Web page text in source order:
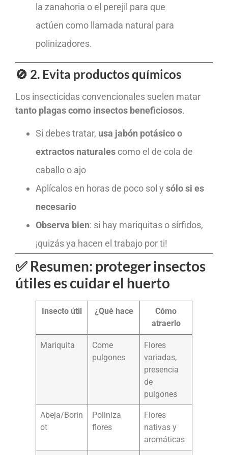
la zanahoria o el perejil para que
actúen como llamada natural para
polinizadores.
🚫 2. Evita productos químicos
Los insecticidas convencionales suelen matar
tanto plagas como insectos beneficiosos.
Si debes tratar, usa jabón potásico o
extractos naturales como el de cola de
caballo o ajo
Aplícalos en horas de poco sol y sólo si es
necesario
Observa bien: si hay mariquitas o sírfidos,
¡quizás ya hacen el trabajo por ti!
✅ Resumen: proteger insectos
útiles es cuidar el huerto
Insecto útil ¿Qué hace
Cómo
atraerlo
Mariquita
Come
pulgones
Flores
variadas,
presencia
de
pulgones
Abeja/Borin
ot
Poliniza
flores
Flores
nativas y
aromáticas